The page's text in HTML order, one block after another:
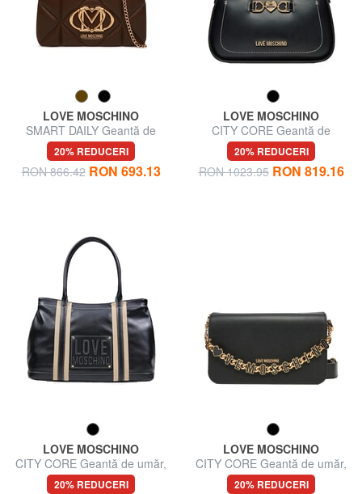
LOVE MOSCHINO
SMART DAILY Geantă de
umăr
20% REDUCERI
RON 866.42 RON 693.13
LOVE MOSCHINO
CITY CORE Geantă de
cumpărături de umăr
20% REDUCERI
RON 1023.95 RON 819.16
LOVE MOSCHINO
CITY CORE Geantă de umăr,
mâner dublu
20% REDUCERI
LOVE MOSCHINO
CITY CORE Geantă de umăr,
dublă portabilitate
20% REDUCERI